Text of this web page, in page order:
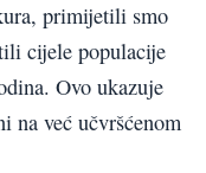
primijetili smo
cijele populacije
Ovo ukazuje
na već učvršćenom